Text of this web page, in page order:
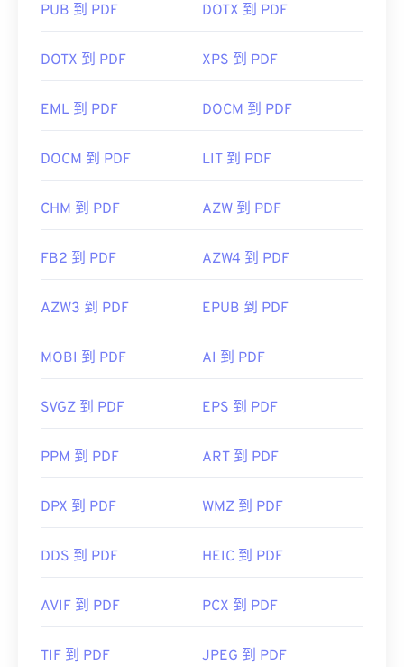
PUB 到 PDF DOTX 到 PDF
DOTX 到 PDF XPS 到 PDF
EML 到 PDF DOCM 到 PDF
DOCM 到 PDF LIT 到 PDF
CHM 到 PDF AZW 到 PDF
FB2 到 PDF AZW4 到 PDF
AZW3 到 PDF EPUB 到 PDF
MOBI 到 PDF AI 到 PDF
SVGZ 到 PDF EPS 到 PDF
PPM 到 PDF ART 到 PDF
DPX 到 PDF WMZ 到 PDF
DDS 到 PDF HEIC 到 PDF
AVIF 到 PDF PCX 到 PDF
TIF 到 PDF JPEG 到 PDF